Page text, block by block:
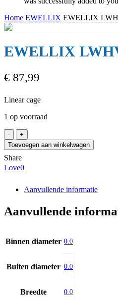
Home EWELLIX EWELLIX
EWELLIX
€ 87,99
Linear cage
1 op voorraad
EWELLIX
LWHV
10x305
aantal
Toevoegen aan winkelwagen
Share
Love0
Aanvullende informatie
Aanvullende
Binnen diameter 0.0
Buiten diameter 0.0
Breedte 0.0